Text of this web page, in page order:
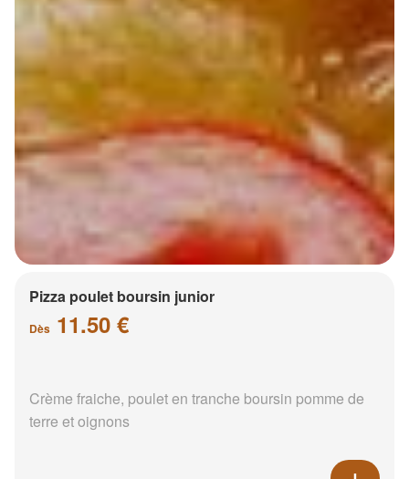
Pizza poulet boursin junior
Dès 11.50 €
Crème fraiche, poulet en tranche boursin pomme de
terre et oignons